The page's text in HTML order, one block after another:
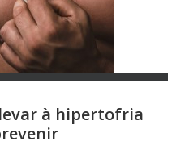
à hipertofria